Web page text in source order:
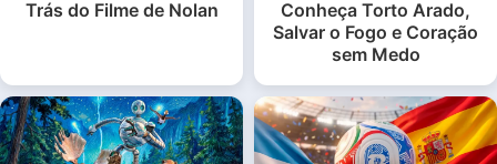
Trás do Filme de Nolan
Conheça Torto Arado,
Salvar o Fogo e Coração
sem Medo